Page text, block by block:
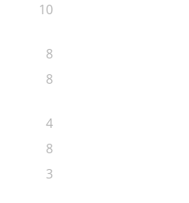
10
8
8
4
8
3